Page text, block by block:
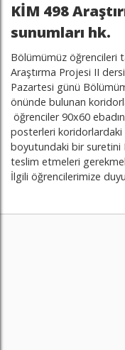
KİM 498
sunumları hk.
Bölümümüz öğrencileri
Araştırma Projesi II
Pazartesi günü
önünde bulunan
öğrenciler 90x60
posterleri koridorlardaki
boyutundaki bir suretini
teslim etmeleri
İlgili öğrencilerimize